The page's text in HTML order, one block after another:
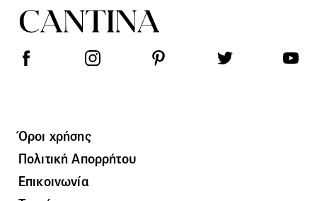
Όροι χρήσης
Πολιτική Απορρήτου
Επικοινωνία